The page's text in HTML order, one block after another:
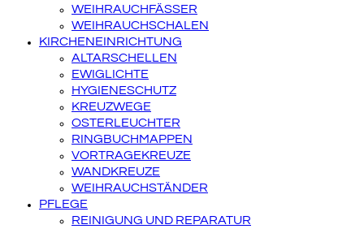
WEIHRAUCHFÄSSER
WEIHRAUCHSCHALEN
KIRCHENEINRICHTUNG
ALTARSCHELLEN
EWIGLICHTE
HYGIENESCHUTZ
KREUZWEGE
OSTERLEUCHTER
RINGBUCHMAPPEN
VORTRAGEKREUZE
WANDKREUZE
WEIHRAUCHSTÄNDER
PFLEGE
REINIGUNG UND REPARATUR